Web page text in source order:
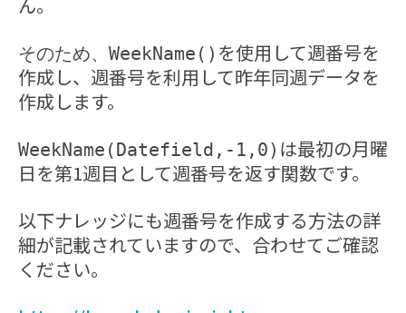
そのため、WeekName() を使用して週番号を
作成し、週番号を利用して昨年同週データを
作成します。
WeekName(Datefield,-1,0) は最初の月曜
日を第1週目として週番号を返す関数です。
以下ナレッジにも週番号を作成する方法の詳
細が記載されていますので、合わせてご確認
ください。